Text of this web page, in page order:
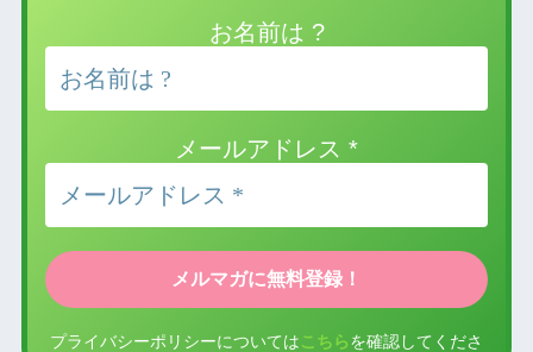
お名前は ?
メールアドレス *
プライバシーポリシーについては こちら を確認してくださ